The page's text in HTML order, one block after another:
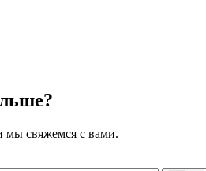
мы свяжемся с вами.